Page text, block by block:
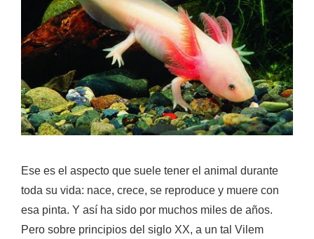
Ese es el aspecto que suele tener el animal durante
toda su vida: nace, crece, se reproduce y muere con
esa pinta. Y así ha sido por muchos miles de años.
Pero sobre principios del siglo XX, a un tal Vilem